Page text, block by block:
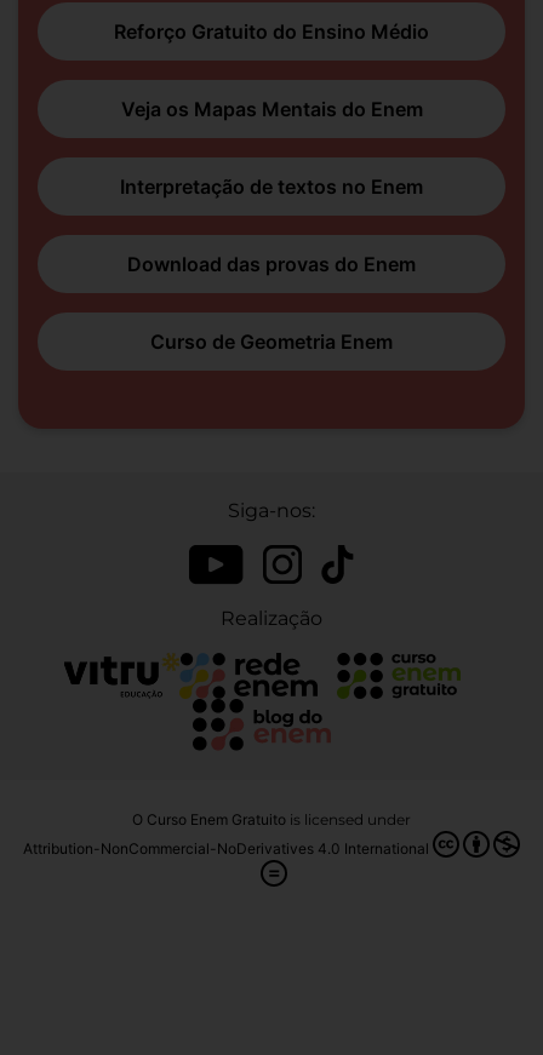
Reforço Gratuito do Ensino Médio
Veja os Mapas Mentais do Enem
Interpretação de textos no Enem
Download das provas do Enem
Curso de Geometria Enem
Siga-nos:
Realização
O Curso Enem Gratuito is licensed under
Attribution-NonCommercial-NoDerivatives 4.0 International